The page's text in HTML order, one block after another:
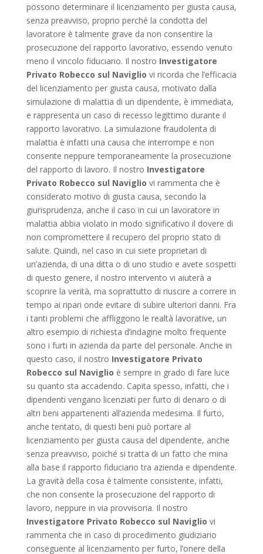
possono determinare il licenziamento per giusta causa,
senza preavviso, proprio perché la condotta del
lavoratore è talmente grave da non consentire la
prosecuzione del rapporto lavorativo, essendo venuto
meno il vincolo fiduciario. Il nostro Investigatore
Privato Robecco sul Naviglio vi ricorda che l’efficacia
del licenziamento per giusta causa, motivato dalla
simulazione di malattia di un dipendente, è immediata,
e rappresenta un caso di recesso legittimo durante il
rapporto lavorativo. La simulazione fraudolenta di
malattia è infatti una causa che interrompe e non
consente neppure temporaneamente la prosecuzione
del rapporto di lavoro. Il nostro Investigatore
Privato Robecco sul Naviglio vi rammenta che è
considerato motivo di giusta causa, secondo la
giurisprudenza, anche il caso in cui un lavoratore in
malattia abbia violato in modo significativo il dovere di
non compromettere il recupero del proprio stato di
salute. Quindi, nel caso in cui siete proprietari di
un’azienda, di una ditta o di uno studio e avete sospetti
di questo genere, il nostro intervento vi aiuterà a
scoprire la verità, ma soprattutto di riuscire a correre in
tempo ai ripari onde evitare di subire ulteriori danni. Fra
i tanti problemi che affliggono le realtà lavorative, un
altro esempio di richiesta d’indagine molto frequente
sono i furti in azienda da parte del personale. Anche in
questo caso, il nostro Investigatore Privato
Robecco sul Naviglio è sempre in grado di fare luce
su quanto sta accadendo. Capita spesso, infatti, che i
dipendenti vengano licenziati per furto di denaro o di
altri beni appartenenti all’azienda medesima. Il furto,
anche tentato, di questi beni può portare al
licenziamento per giusta causa del dipendente, anche
senza preavviso, poiché si tratta di un fatto che mina
alla base il rapporto fiduciario tra azienda e dipendente.
La gravità della cosa è talmente consistente, infatti,
che non consente la prosecuzione del rapporto di
lavoro, neppure in via provvisoria. Il nostro
Investigatore Privato Robecco sul Naviglio vi
rammenta che in caso di procedimento giudiziario
conseguente al licenziamento per furto, l’onere della